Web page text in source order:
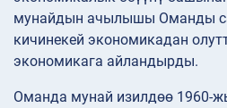
мунайдын ачылышы Оманды
кичинекей экономикадан
экономикага айландырды.
Оманда мунай изилдөө 1960-